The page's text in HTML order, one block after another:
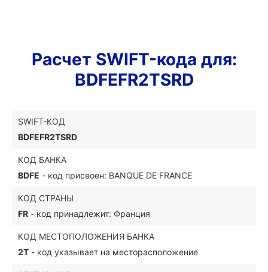
Расчет SWIFT-кода для:
BDFEFR2TSRD
SWIFT-КОД
BDFEFR2TSRD
КОД БАНКА
BDFE - код присвоен: BANQUE DE FRANCE
КОД СТРАНЫ
FR - код принадлежит: Франция
КОД МЕСТОПОЛОЖЕНИЯ БАНКА
2T - код указывает на месторасположение